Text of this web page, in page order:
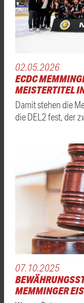
02.05.2026
ECDC
MEISTERTITEL
Damit stehen die
die DEL2 fest, der
07.10.2025
MEMMINGER